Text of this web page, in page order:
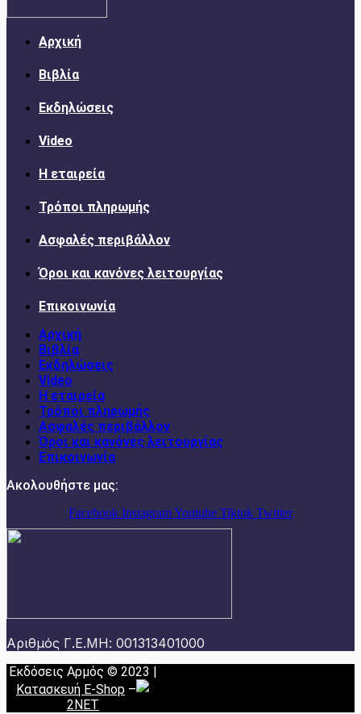
Αρχική
Βιβλία
Εκδηλώσεις
Video
Η εταιρεία
Τρόποι πληρωμής
Ασφαλές περιβάλλον
Όροι και κανόνες λειτουργίας
Επικοινωνία
Αρχική
Βιβλία
Εκδηλώσεις
Video
Η εταιρεία
Τρόποι πληρωμής
Ασφαλές περιβάλλον
Όροι και κανόνες λειτουργίας
Επικοινωνία
Ακολουθήστε μας:
Facebook InstagramYoutube Tiktok Twitter
Αριθμός Γ.Ε.ΜΗ: 001313401000
Εκδόσεις Αρμός © 2023 |
Κατασκευή E-Shop –
2NET